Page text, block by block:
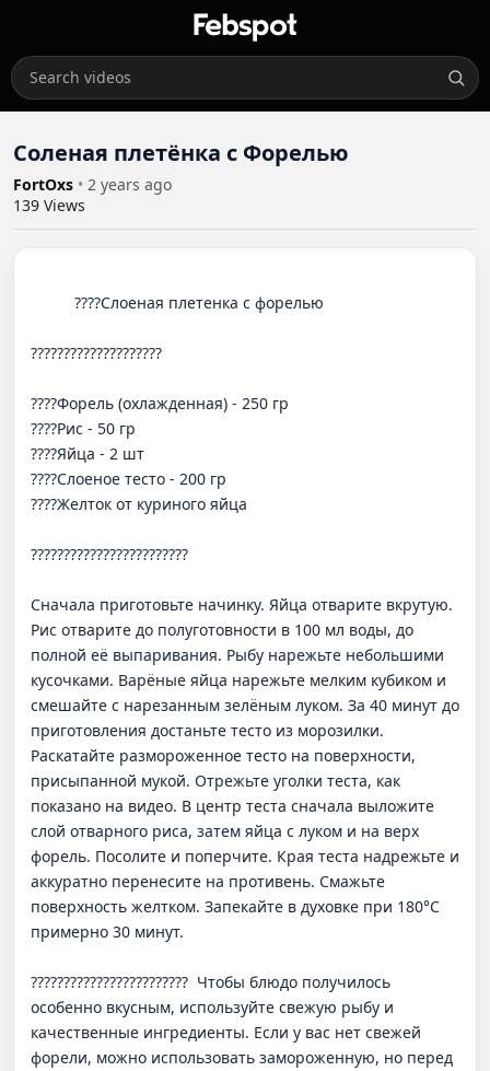
Соленая плетёнка с Форелью
FortOxs • 2 years ago
139 Views
????????????????????
????Форель (охлажденная) - 250 гр
????Рис - 50 гр
????Яйца - 2 шт
????Слоеное тесто - 200 гр
????Желток от куриного яйца
????????????????????????
Сначала приготовьте начинку. Яйца отварите вкрутую.
Рис отварите до полуготовности в 100 мл воды, до
полной её выпаривания. Рыбу нарежьте небольшими
кусочками. Варёные яйца нарежьте мелким кубиком и
смешайте с нарезанным зелёным луком. За 40 минут до
приготовления достаньте тесто из морозилки.
Раскатайте размороженное тесто на поверхности,
присыпанной мукой. Отрежьте уголки теста, как
показано на видео. В центр теста сначала выложите
слой отварного риса, затем яйца с луком и на верх
форель. Посолите и поперчите. Края теста надрежьте и
аккуратно перенесите на противень. Смажьте
поверхность желтком. Запекайте в духовке при 180°С
примерно 30 минут.
????????????????????????  Чтобы блюдо получилось
особенно вкусным, используйте свежую рыбу и
качественные ингредиенты. Если у вас нет свежей
форели, можно использовать замороженную, но перед